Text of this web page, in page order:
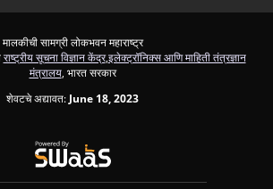
मालकीची सामग्री लोकभवन महाराष्ट्र
राष्ट्रीय सूचना विज्ञान केंद्र,इलेक्ट्रॉनिक्स आणि माहिती तंत्रज्ञान
मंत्रालय, भारत सरकार
शेवटचे अद्यावत: June 18, 2023